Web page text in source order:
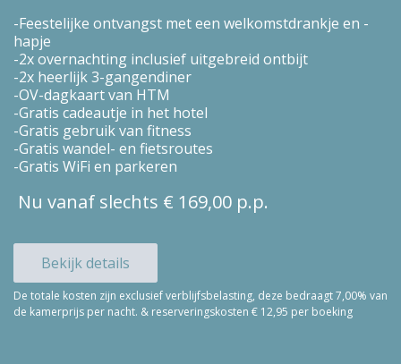
Feestelijke ontvangst met een welkomstdrankje en -
hapje
2x overnachting inclusief uitgebreid ontbijt
2x heerlijk 3-gangendiner
OV-dagkaart van HTM
Gratis cadeautje in het hotel
Gratis gebruik van fitness
Gratis wandel- en fietsroutes
Gratis WiFi en parkeren
Nu vanaf slechts € 169,00 p.p.
Bekijk details
De totale kosten zijn exclusief verblijfsbelasting, deze bedraagt 7,00% van
de kamerprijs per nacht. & reserveringskosten € 12,95 per boeking